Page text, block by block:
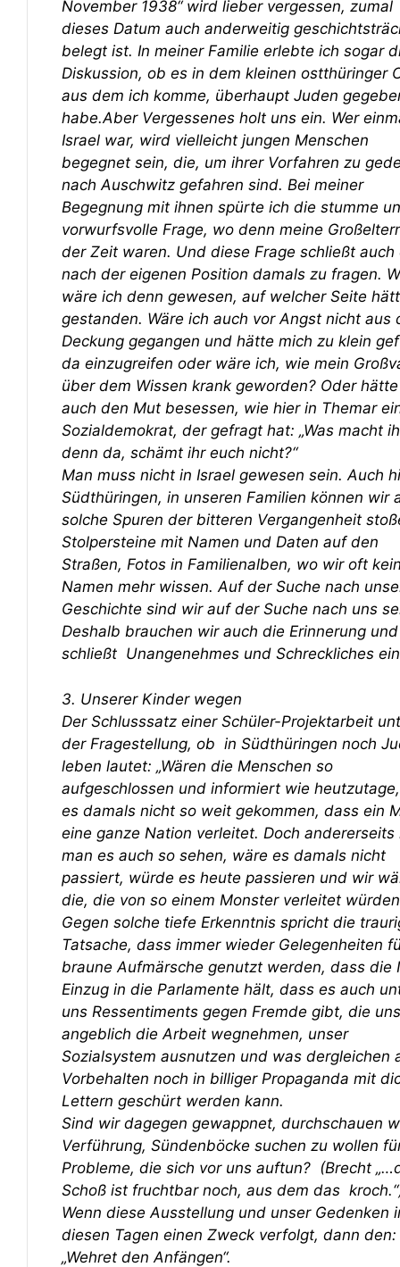
November 1938“ wird lieber vergessen, zumal
dieses Datum auch anderweitig
belegt ist. In meiner Familie erlebte ich sogar
Diskussion, ob es in dem kleinen ostthüringer
aus dem ich komme, überhaupt Juden
habe.Aber Vergessenes holt uns ein. Wer
Israel war, wird vielleicht jungen Menschen
begegnet sein, die, um ihrer Vorfahren zu
nach Auschwitz gefahren sind. Bei meiner
Begegnung mit ihnen spürte ich die stumme
vorwurfsvolle Frage, wo denn meine
der Zeit waren. Und diese Frage schließt auch
nach der eigenen Position damals zu fragen.
wäre ich denn gewesen, auf welcher Seite
gestanden. Wäre ich auch vor Angst nicht aus
Deckung gegangen und hätte mich zu klein
da einzugreifen oder wäre ich, wie mein
über dem Wissen krank geworden? Oder
auch den Mut besessen, wie hier in Themar
Sozialdemokrat, der gefragt hat: „Was macht
denn da, schämt ihr euch nicht?“
Man muss nicht in Israel gewesen sein. Auch
Südthüringen, in unseren Familien können wir
solche Spuren der bitteren Vergangenheit
Stolpersteine mit Namen und Daten auf den
Straßen, Fotos in Familienalben, wo wir oft
Namen mehr wissen. Auf der Suche nach
Geschichte sind wir auf der Suche nach uns
Deshalb brauchen wir auch die Erinnerung
schließt Unangenehmes und Schreckliches
3. Unserer Kinder wegen
Der Schlusssatz einer Schüler-Projektarbeit
der Fragestellung, ob in Südthüringen noch
leben lautet: „Wären die Menschen so
aufgeschlossen und informiert wie
es damals nicht so weit gekommen, dass ein
eine ganze Nation verleitet. Doch andererseits
man es auch so sehen, wäre es damals nicht
passiert, würde es heute passieren und wir
die, die von so einem Monster verleitet
Gegen solche tiefe Erkenntnis spricht die
Tatsache, dass immer wieder Gelegenheiten
braune Aufmärsche genutzt werden, dass die
Einzug in die Parlamente hält, dass es auch
uns Ressentiments gegen Fremde gibt, die uns
angeblich die Arbeit wegnehmen, unser
Sozialsystem ausnutzen und was dergleichen
Vorbehalten noch in billiger Propaganda mit
Lettern geschürt werden kann.
Sind wir dagegen gewappnet, durchschauen
Verführung, Sündenböcke suchen zu wollen
Probleme, die sich vor uns auftun? (Brecht
Schoß ist fruchtbar noch, aus dem das
Wenn diese Ausstellung und unser Gedenken
diesen Tagen einen Zweck verfolgt, dann den:
„Wehret den Anfängen“.